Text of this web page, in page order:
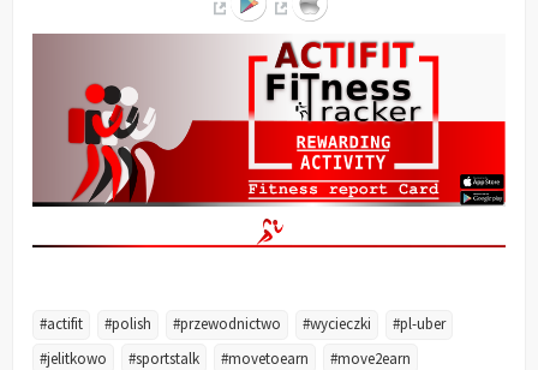
#actifit #polish #przewodnictwo #wycieczki
#pl-uber
#jelitkowo
#sportstalk #movetoearn #move2earn